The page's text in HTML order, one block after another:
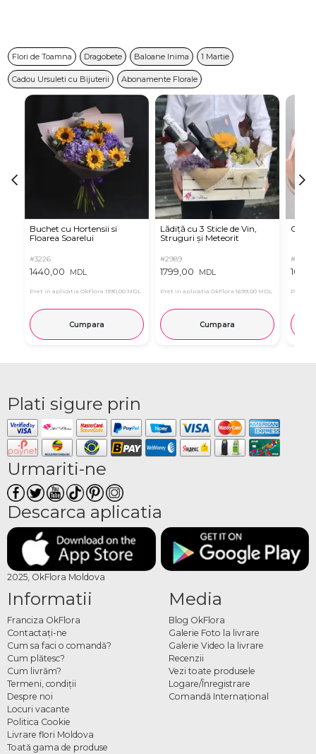
Flori de Toamna Dragobete Baloane Inima 1 Martie
Cadou Ursuleti cu Bijuterii Abonamente Florale
Buchet cu Hortensii si
Floarea Soarelui
#3226
1440,00 MDL
Pret in aplicatia OkFlora 1390,00 MDL
Cumpara
Lădiță cu 3 Sticle de Vin,
Struguri și Meteorit
#2989
1799,00 MDL
Pret in aplicatia OkFlora 1699,00 MDL
Cumpara
#3266
Pret in
Plati sigure prin
Urmariti-ne
Descarca aplicatia
2025, OkFlora Moldova
Informatii
Franciza OkFlora
Contactaţi-ne
Cum sa faci o comandă?
Cum plătesc?
Cum livrăm?
Termeni, condiţii
Despre noi
Locuri vacante
Politica Cookie
Livrare flori Moldova
Toată gama de produse
Media
Blog OkFlora
Galerie Foto la livrare
Galerie Video la livrare
Recenzii
Vezi toate produsele
Logare/Înregistrare
Comandă Internațional